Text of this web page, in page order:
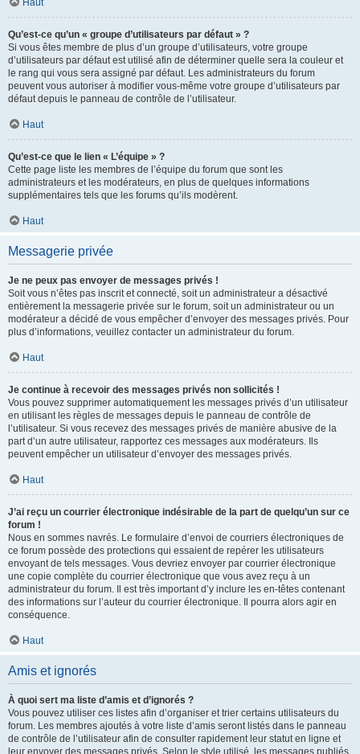
Haut
Qu’est-ce qu’un « groupe d’utilisateurs par défaut » ?
Si vous êtes membre de plus d’un groupe d’utilisateurs, votre groupe
d’utilisateurs par défaut est utilisé afin de déterminer quelle sera la couleur et
le rang qui vous sera assigné par défaut. Les administrateurs du forum
peuvent vous autoriser à modifier vous-même votre groupe d’utilisateurs par
défaut depuis le panneau de contrôle de l’utilisateur.
Haut
Qu’est-ce que le lien « L’équipe » ?
Cette page liste les membres de l’équipe du forum que sont les
administrateurs et les modérateurs, en plus de quelques informations
supplémentaires tels que les forums qu’ils modèrent.
Haut
Messagerie privée
Je ne peux pas envoyer de messages privés !
Soit vous n’êtes pas inscrit et connecté, soit un administrateur a désactivé
entièrement la messagerie privée sur le forum, soit un administrateur ou un
modérateur a décidé de vous empêcher d’envoyer des messages privés. Pour
plus d’informations, veuillez contacter un administrateur du forum.
Haut
Je continue à recevoir des messages privés non sollicités !
Vous pouvez supprimer automatiquement les messages privés d’un utilisateur
en utilisant les règles de messages depuis le panneau de contrôle de
l’utilisateur. Si vous recevez des messages privés de manière abusive de la
part d’un autre utilisateur, rapportez ces messages aux modérateurs. Ils
peuvent empêcher un utilisateur d’envoyer des messages privés.
Haut
J’ai reçu un courrier électronique indésirable de la part de quelqu’un sur ce
forum !
Nous en sommes navrés. Le formulaire d’envoi de courriers électroniques de
ce forum possède des protections qui essaient de repérer les utilisateurs
envoyant de tels messages. Vous devriez envoyer par courrier électronique
une copie complète du courrier électronique que vous avez reçu à un
administrateur du forum. Il est très important d’y inclure les en-têtes contenant
des informations sur l’auteur du courrier électronique. Il pourra alors agir en
conséquence.
Haut
Amis et ignorés
À quoi sert ma liste d’amis et d’ignorés ?
Vous pouvez utiliser ces listes afin d’organiser et trier certains utilisateurs du
forum. Les membres ajoutés à votre liste d’amis seront listés dans le panneau
de contrôle de l’utilisateur afin de consulter rapidement leur statut en ligne et
leur envoyer des messages privés. Selon le style utilisé, les messages publiés